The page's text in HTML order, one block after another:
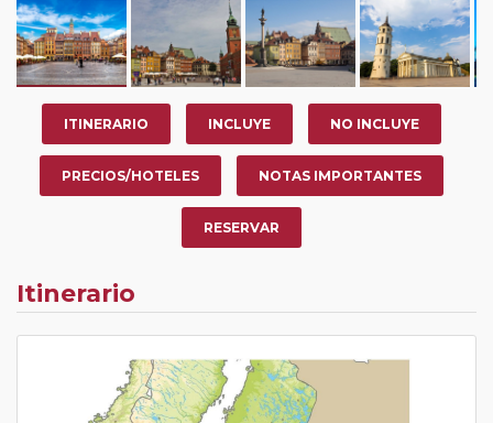
ITINERARIO INCLUYE NO INCLUYE
PRECIOS/HOTELES NOTAS IMPORTANTES
RESERVAR
Itinerario